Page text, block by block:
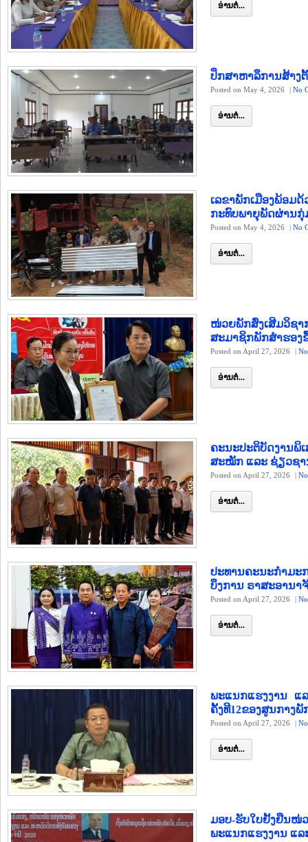
ອ່ານຕໍ່...
ປຶກສາຫາລຶການສ້າງ
Posted on May 4, 2026 | No
ອ່ານຕໍ່...
ເລຂາພັກເມືອງພ້ອ
ກະທົບພາຍຸພັດຜ່ານກຸ່
Posted on May 4, 2026 | No
ອ່ານຕໍ່...
ໜ່ວຍພັກສົ່ງເສີມວິຊາ
ສະມາຊິກພັກສຳຮອງ
Posted on April 27, 2026 |
ອ່ານຕໍ່...
ຄະນະປະຕິບັດງານພິ
ສະໝັກ ແລະ ຊ່ຽວຊາ
Posted on April 27, 2026 |
ອ່ານຕໍ່...
ປະທານຄະນະກຳມະ
ບຶງການ ຣາສະອານາ
Posted on April 27, 2026 |
ອ່ານຕໍ່...
ພະແນກແຮງງານ ແ
ຄັ້ງທີ12ຂອງສູນກາງ
Posted on April 27, 2026 |
ອ່ານຕໍ່...
ມອບ-ຮັບໃບຢັ້ງຢືນໜ່
ພະແນກແຮງງານ ແ